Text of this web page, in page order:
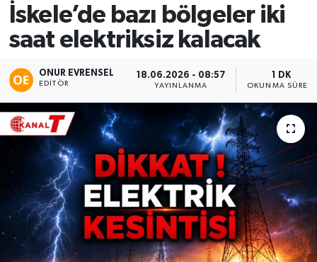
İskele’de bazı bölgeler iki
saat elektriksiz kalacak
ONUR EVRENSEL
EDITÖR
18.06.2026 - 08:57
YAYINLANMA
1 DK
OKUNMA SÜRESI